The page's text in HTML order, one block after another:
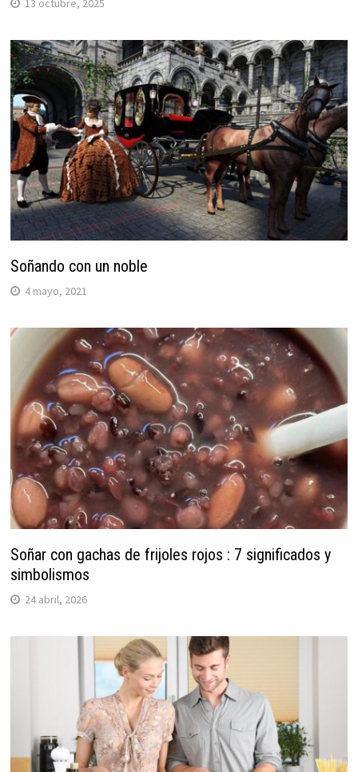
13 octubre, 2025
Soñando con un noble
4 mayo, 2021
Soñar con gachas de frijoles rojos : 7 significados y
simbolismos
24 abril, 2026